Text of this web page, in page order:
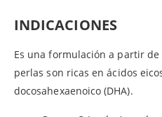
INDICACIONES
Es una formulación a partir de
perlas son ricas en ácidos
docosahexaenoico (DHA).